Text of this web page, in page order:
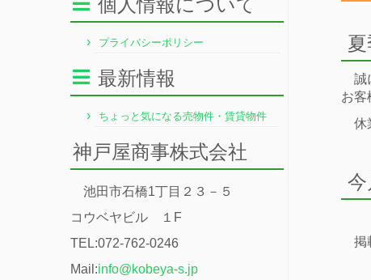
プライバシーポリシー
最新情報
ちょっと気になる売物件・賃貸物件
神戸屋商事株式会社
池田市石橋1丁目２３－５
コウベヤビル １F
TEL:072-762-0246
Mail:info@kobeya-s.jp
誠
お客
休
掲